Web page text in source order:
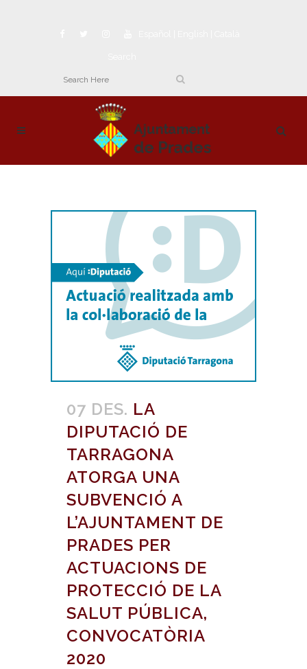
07 DES. LA
DIPUTACIÓ DE
TARRAGONA
ATORGA UNA
SUBVENCIÓ A
L’AJUNTAMENT DE
PRADES PER
ACTUACIONS DE
PROTECCIÓ DE LA
SALUT PÚBLICA,
CONVOCATÒRIA
2020